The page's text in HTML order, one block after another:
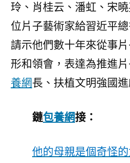
玲、肖桂云、潘虹、宋
位片子藝術家給習近平
請示他們數十年來從事
形和領會，表達為推進
養網長、扶植文明強國
鏈包養網接：
他的母親是個奇怪